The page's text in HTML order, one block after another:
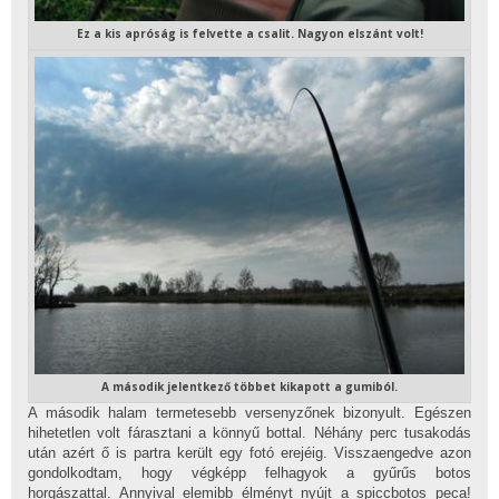
Ez a kis apróság is felvette a csalit. Nagyon elszánt volt!
A második jelentkező többet kikapott a gumiból.
A második halam termetesebb versenyzőnek bizonyult. Egészen
hihetetlen volt fárasztani a könnyű bottal. Néhány perc tusakodás
után azért ő is partra került egy fotó erejéig. Visszaengedve azon
gondolkodtam, hogy végképp felhagyok a gyűrűs botos
horgászattal. Annyival elemibb élményt nyújt a spiccbotos peca!